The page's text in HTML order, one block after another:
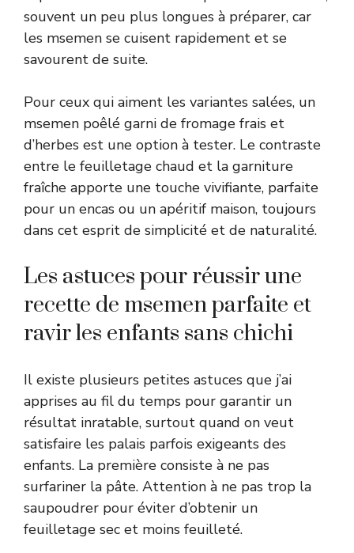
souvent un peu plus longues à préparer, car
les msemen se cuisent rapidement et se
savourent de suite.
Pour ceux qui aiment les variantes salées, un
msemen poêlé garni de fromage frais et
d’herbes est une option à tester. Le contraste
entre le feuilletage chaud et la garniture
fraîche apporte une touche vivifiante, parfaite
pour un encas ou un apéritif maison, toujours
dans cet esprit de simplicité et de naturalité.
Les astuces pour réussir une
recette de msemen parfaite et
ravir les enfants sans chichi
Il existe plusieurs petites astuces que j’ai
apprises au fil du temps pour garantir un
résultat inratable, surtout quand on veut
satisfaire les palais parfois exigeants des
enfants. La première consiste à ne pas
surfariner la pâte. Attention à ne pas trop la
saupoudrer pour éviter d’obtenir un
feuilletage sec et moins feuilleté.